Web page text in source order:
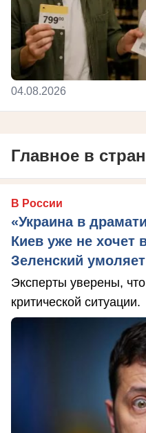
04.08.2026
Главное в
В России
«Украина в
Киев уже не хочет
Зеленский
Эксперты уверены,
критической ситуации.